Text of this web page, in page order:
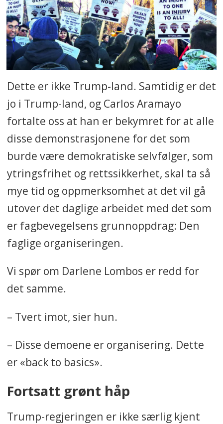
Dette er ikke Trump-land. Samtidig er det
jo i Trump-land, og Carlos Aramayo
fortalte oss at han er bekymret for at alle
disse demonstrasjonene for det som
burde være demokratiske selvfølger, som
ytringsfrihet og rettssikkerhet, skal ta så
mye tid og oppmerksomhet at det vil gå
utover det daglige arbeidet med det som
er fagbevegelsens grunnoppdrag: Den
faglige organiseringen.
Vi spør om Darlene Lombos er redd for
det samme.
– Tvert imot, sier hun.
– Disse demoene er organisering. Dette
er «back to basics».
Fortsatt grønt håp
Trump-regjeringen er ikke særlig kjent